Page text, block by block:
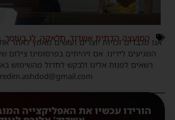
המועצה הדתית אשדוד, חלאקה, לג בעומר,
אנו מכבדים זכויות יוצרים ועושים מאמץ לאתר
המגיעים לידינו. אם זיהיתים בפרסומינו צילום
רשאים לפנות אלינו ולבקש לחדול מהשימוש
הורידו עכשיו את האפליקצייה